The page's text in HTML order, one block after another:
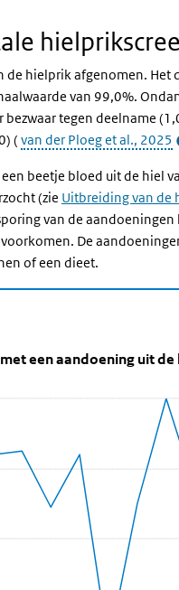
de hielprik afgenomen.
van 99,0%.
bezwaar tegen deelname
( van der Ploeg et al., 2025
beetje bloed uit de hiel
(zie Uitbreiding van de
van de
De
of een dieet.
met een met
een aandoening uit